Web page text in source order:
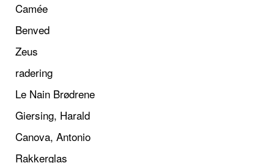
Camée
Benved
Zeus
radering
Le Nain Brødrene
Giersing, Harald
Canova, Antonio
Rakkerglas